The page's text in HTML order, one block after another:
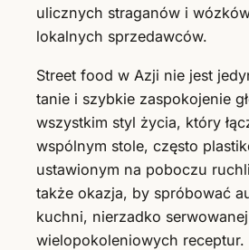
ulicznych straganów i
lokalnych sprzedawców.
Street food w Azji nie jest
tanie i szybkie zaspokojenie
wszystkim styl życia, który
wspólnym stole, często
ustawionym na poboczu
także okazja, by spróbować
kuchni, nierzadko serwowanej
wielopokoleniowych